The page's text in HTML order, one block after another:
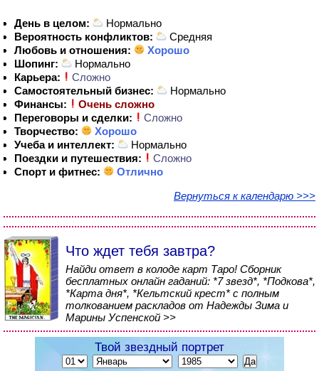
День в целом:
Нормально
Вероятность конфликтов:
Средняя
Любовь и отношения:
Хорошо
Шопинг:
Нормально
Карьера:
Сложно
Самостоятельный бизнес:
Нормально
Финансы:
Очень сложно
Переговоры и сделки:
Сложно
Творчество:
Хорошо
Учеба и интеллект:
Нормально
Поездки и путешествия:
Сложно
Спорт и фитнес:
Отлично
Вернуться к календарю >>>
Что ждет тебя завтра?
Найди ответ в колоде карт Таро! Сборник
бесплатных онлайн гаданий: *7 звезд*, *Подкова*,
*Карта дня*, *Кельтский крест* с полным
толкованием раскладов от Надежды Зима и
Марины Успенской >>
Твой звездный портрет